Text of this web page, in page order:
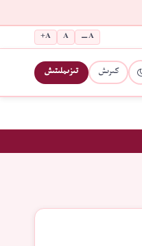
A−
A
A+
كىرىش تىزىملىتىش